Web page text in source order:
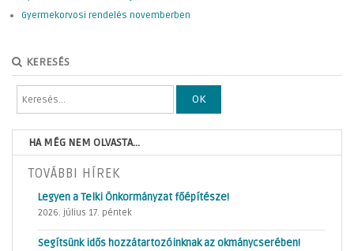
Gyermekorvosi rendelés novemberben
KERESÉS
OK
HA MÉG NEM OLVASTA...
TOVÁBBI HÍREK
Legyen a Telki Önkormányzat főépítésze!
2026. július 17. péntek
Segítsünk idős hozzátartozóinknak az okmánycserében!